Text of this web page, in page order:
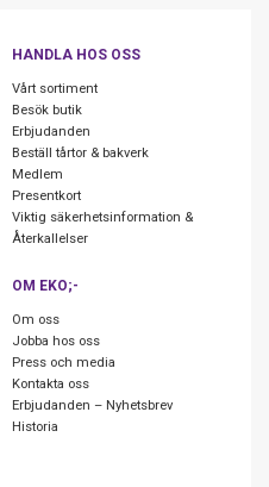
HANDLA HOS OSS
Vårt sortiment
Besök butik
Erbjudanden
Beställ tårtor & bakverk
Medlem
Presentkort
Viktig säkerhetsinformation &
Återkallelser
OM EKO;-
Om oss
Jobba hos oss
Press och media
Kontakta oss
Erbjudanden – Nyhetsbrev
Historia